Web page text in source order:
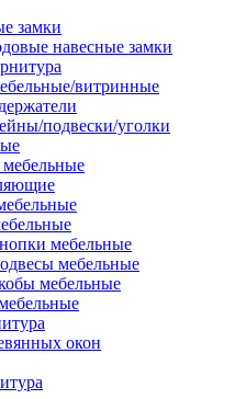
замки
навесные замки
витринные
подвески/уголки
мебельные
мебельные
мебельные
окон